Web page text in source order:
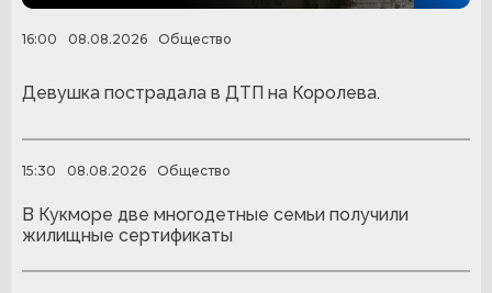
16:00 08.08.2026 Общество
Девушка пострадала в ДТП на Королева.
15:30 08.08.2026 Общество
В Кукморе две многодетные семьи получили
жилищные сертификаты